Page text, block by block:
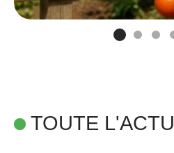
TOUTE L'ACTU